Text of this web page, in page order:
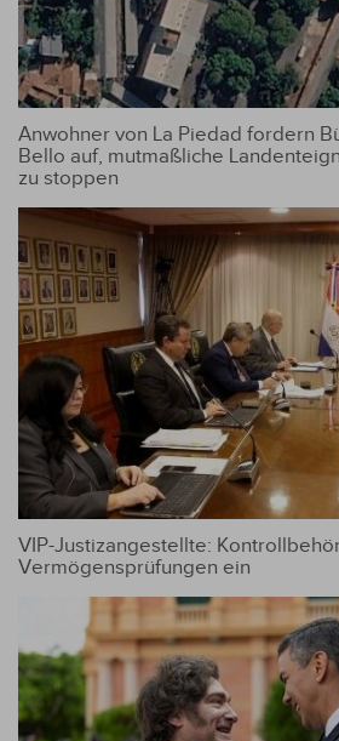
Anwohner von La Piedad fordern
Bello auf, mutmaßliche
zu stoppen
VIP-Justizangestellte:
Vermögensprüfungen ein